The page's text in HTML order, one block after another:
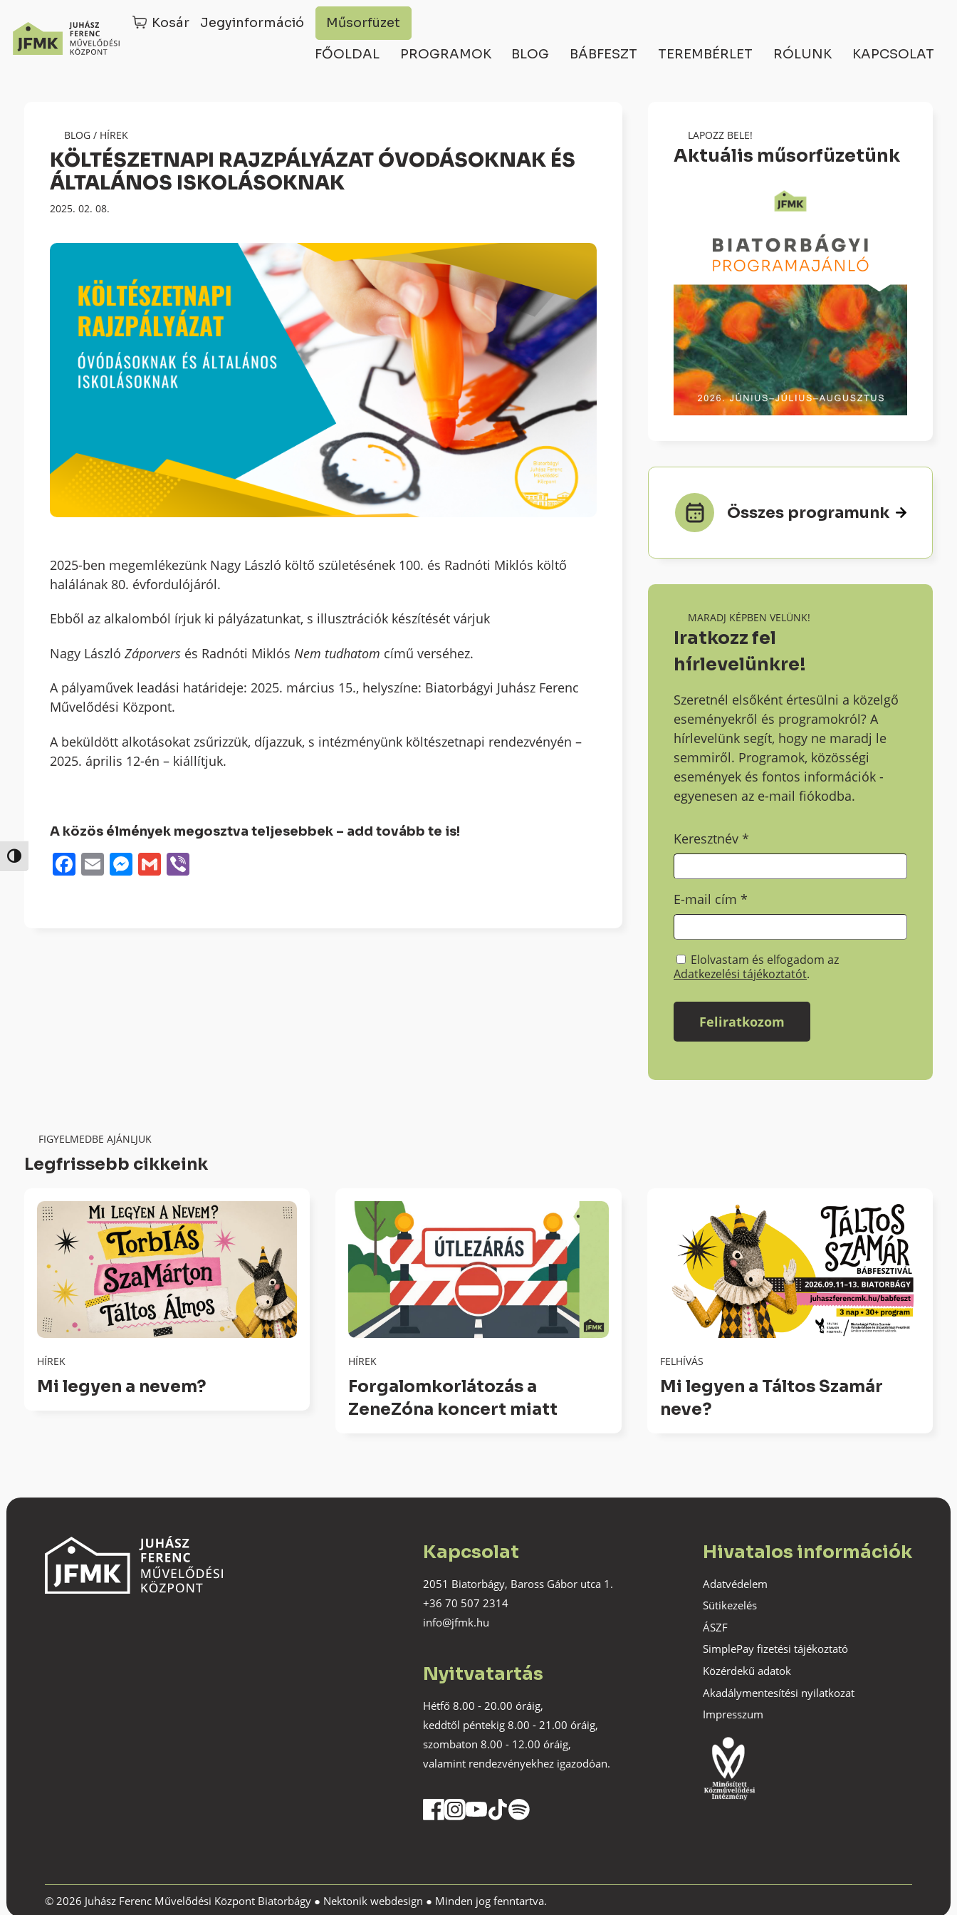
Nagy kontraszt váltása
Kosár Jegyinformáció Műsorfüzet
FŐOLDAL PROGRAMOK BLOG BÁBFESZT TEREMBÉRLET RÓLUNK KAPCSOLAT
BLOG/ HÍREK
KÖLTÉSZETNAPI RAJZPÁLYÁZAT ÓVODÁSOKNAK ÉS
ÁLTALÁNOS ISKOLÁSOKNAK
Megjelenés
2025. 02. 08.
2025-ben megemlékezünk Nagy László költő születésének 100. és Radnóti Miklós költő
halálának 80. évfordulójáról.
Ebből az alkalomból írjuk ki pályázatunkat, s illusztrációk készítését várjuk
Nagy László Záporversés Radnóti Miklós Nem tudhatom című verséhez.
A pályaművek leadási határideje: 2025. március 15., helyszíne: Biatorbágyi Juhász Ferenc
Művelődési Központ.
A beküldött alkotásokat zsűrizzük, díjazzuk, s intézményünk költészetnapi rendezvényén –
2025. április 12-én – kiállítjuk.
A közös élmények megosztva teljesebbek – add tovább te is!
Facebook
EmailMessenger
GmailViber
LAPOZZ BELE!
Aktuális műsorfüzetünk
Összes programunk
MARADJ KÉPBEN VELÜNK!
Iratkozz fel
hírlevelünkre!
Szeretnél elsőként értesülni a közelgő
eseményekről és programokról? A
hírlevelünk segít, hogy ne maradj le
semmiről. Programok, közösségi
események és fontos információk -
egyenesen az e-mail fiókodba.
Keresztnév*
E-mail cím*
Elolvastam és elfogadom az
Adatkezelési tájékoztatót.
FIGYELMEDBE AJÁNLJUK
Legfrissebb cikkeink
HÍREK
Mi legyen a nevem?
HÍREK
Forgalomkorlátozás a
ZeneZóna koncert miatt
FELHÍVÁS
Mi legyen a Táltos Szamár
neve?
Kapcsolat
2051 Biatorbágy, Baross Gábor utca 1.
+36 70 507 2314
info@jfmk.hu
Nyitvatartás
Hétfő 8.00 - 20.00 óráig,
keddtől péntekig 8.00 - 21.00 óráig,
szombaton 8.00 - 12.00 óráig,
valamint rendezvényekhez igazodóan.
Hivatalos információk
Adatvédelem
Sütikezelés
ÁSZF
SimplePay fizetési tájékoztató
Közérdekű adatok
Akadálymentesítési nyilatkozat
Impresszum
© 2026 Juhász Ferenc Művelődési Központ Biatorbágy ● Nektonik webdesign ● Minden jog fenntartva.